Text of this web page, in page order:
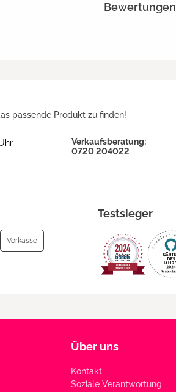
Bewertungen
passende Produkt zu finden!
Verkaufsberatung:
0720 204022
Vorkasse
Testsieger
Über uns
Kontakt
Soziale Verantwortung